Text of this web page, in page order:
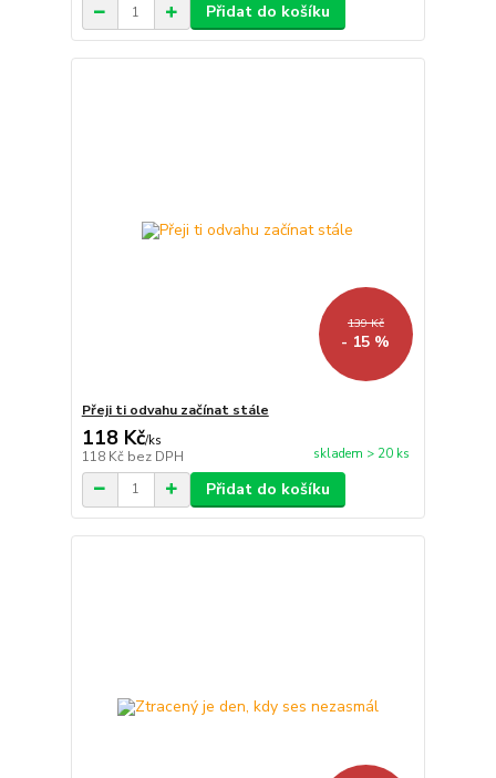
Přidat do košíku
139 Kč
- 15 %
Přeji ti odvahu začínat stále
118 Kč/ks
118 Kč bez DPH skladem > 20 ks
Přidat do košíku